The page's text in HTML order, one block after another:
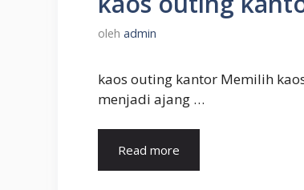
oleh admin
kaos outing kantor Memilih
menjadi ajang …
Read more